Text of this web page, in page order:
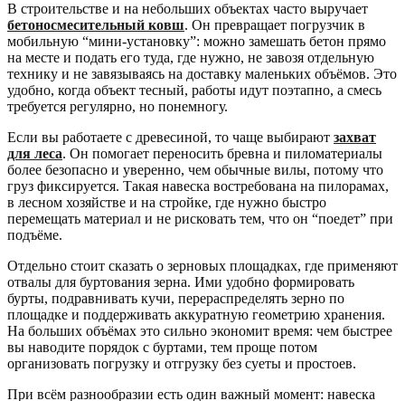
В строительстве и на небольших объектах часто выручает
бетоносмесительный ковш. Он превращает погрузчик в
мобильную “мини-установку”: можно замешать бетон прямо
на месте и подать его туда, где нужно, не завозя отдельную
технику и не завязываясь на доставку маленьких объёмов. Это
удобно, когда объект тесный, работы идут поэтапно, а смесь
требуется регулярно, но понемногу.
Если вы работаете с древесиной, то чаще выбирают захват
для леса. Он помогает переносить бревна и пиломатериалы
более безопасно и уверенно, чем обычные вилы, потому что
груз фиксируется. Такая навеска востребована на пилорамах,
в лесном хозяйстве и на стройке, где нужно быстро
перемещать материал и не рисковать тем, что он “поедет” при
подъёме.
Отдельно стоит сказать о зерновых площадках, где применяют
отвалы для буртования зерна. Ими удобно формировать
бурты, подравнивать кучи, перераспределять зерно по
площадке и поддерживать аккуратную геометрию хранения.
На больших объёмах это сильно экономит время: чем быстрее
вы наводите порядок с буртами, тем проще потом
организовать погрузку и отгрузку без суеты и простоев.
При всём разнообразии есть один важный момент: навеска